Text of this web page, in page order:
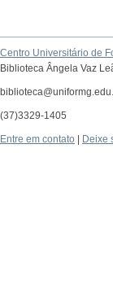
Centro Universitário de
Biblioteca Ângela Vaz
(37)3329-1405
Entre em contato Deixe